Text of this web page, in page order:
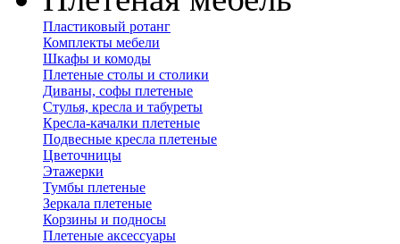
Пластиковый ротанг
Комплекты мебели
Шкафы и комоды
Плетеные столы и столики
Диваны, софы плетеные
Стулья, кресла и табуреты
Кресла-качалки плетеные
Подвесные кресла плетеные
Цветочницы
Этажерки
Тумбы плетеные
Зеркала плетеные
Корзины и подносы
Плетеные аксессуары